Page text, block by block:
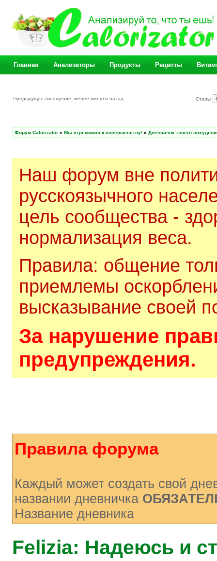
Главная Анализаторы Продукты Рецепты
Предыдущее посещение: менее минуты назад Стиль:
Форум Calorizator » Мы стремимся к совершенству! » Дневничок твоего
Наш форум вне
русскоязычного
цель сообщества -
нормализация веса.
Правила: общение
приемлемы
высказывание своей
За нарушение
предупреждения.
Правила форума
Каждый может создать свой
названии дневничка
Название дневника
Felizia: Надеюсь и